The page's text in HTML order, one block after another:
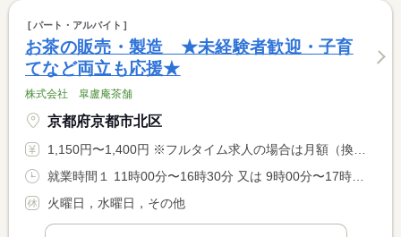
パート・アルバイト
お茶の販売・製造 ★未経験者歓迎・子育
てなど両立も応援★
株式会社 皐盧庵茶舗
京都府京都市北区
1,150円〜1,400円 ※フルタイム求人の場合は月額（換算額）、パート求人の場合は時間額を表示しています。
火曜日，水曜日，その他